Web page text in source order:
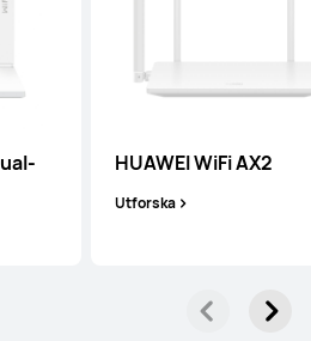
HUAWEI WiFi AX2
Utforska
HUAWEI WiFi AX2